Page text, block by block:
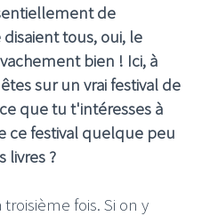
de
tous, oui, le
bien ! Ici, à
sur un vrai festival de
que tu t'intéresses à
ce festival quelque peu
livres ?
fois. Si on y